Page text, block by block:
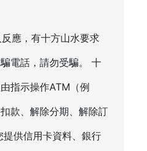
應，有十方山水要求
電話，請勿受騙。 十
指示操作ATM（例
款、解除分期、解除訂
供信用卡資料、銀行